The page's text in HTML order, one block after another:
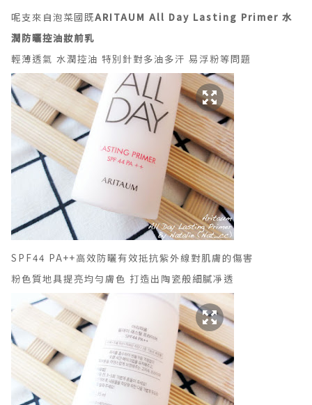
呢支來自泡菜國既ARITAUM All Day Lasting Primer 水
潤防曬控油妝前乳
輕薄透氣 水潤控油 特別針對多油多汗 易浮粉等問題
SPF44 PA++高效防曬有效抵抗紫外線對肌膚的傷害
粉色質地具提亮均勻膚色 打造出陶瓷般細膩凈透